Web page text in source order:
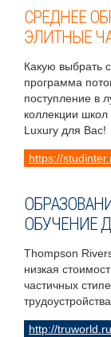
СРЕДНЕЕ
ЭЛИТНЫЕ
Какую выбрать
программа
поступление в
коллекции
Luxury для Вас!
https://
ОБУЧЕНИЕ
Thompson
низкая
частичных
http://